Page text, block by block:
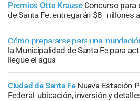
Premios Otto Krause Concurso para
de Santa Fe: entregarán $8 millones
Cómo prepararse para una
la Municipalidad de Santa Fe para
llegue el agua
Ciudad de Santa Fe Nueva Estación
Federal: ubicación, inversión y